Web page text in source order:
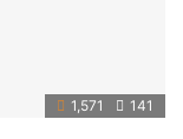
1,571 141